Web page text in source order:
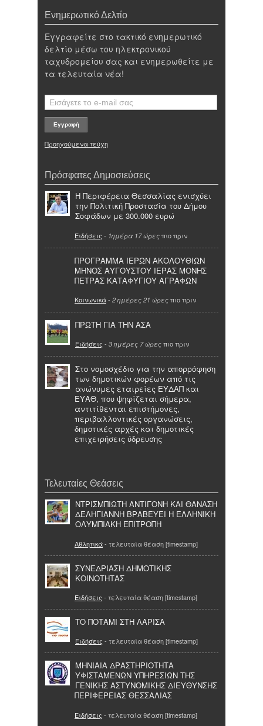
Ενημερωτικό Δελτίο
Εγγραφείτε στο τακτικό ενημερωτικό
δελτίο μέσω του ηλεκτρονικού
ταχυδρομείου σας και ενημερωθείτε με
τα τελευταία νέα!
Προηγούμενα τεύχη
Πρόσφατες Δημοσιεύσεις
Η Περιφέρεια Θεσσαλίας ενισχύει
την Πολιτική Προστασία του Δήμου
Σοφάδων με 300.000 ευρώ
Ειδήσεις - 1ημέρα 17 ώρες πιο πριν
ΠΡΟΓΡΑΜΜΑ ΙΕΡΩΝ ΑΚΟΛΟΥΘΙΩΝ
ΜΗΝΟΣ ΑΥΓΟΥΣΤΟΥ ΙΕΡΑΣ ΜΟΝΗΣ
ΠΕΤΡΑΣ ΚΑΤΑΦΥΓΙΟΥ ΑΓΡΑΦΩΝ
Κοινωνικά- 2 ημέρες 21 ώρες πιο πριν
ΠΡΩΤΗ ΓΙΑ ΤΗΝ ΑΣΑ
Ειδήσεις - 3 ημέρες 7 ώρες πιο πριν
Στο νομοσχέδιο για την απορρόφηση
των δημοτικών φορέων από τις
ανώνυμες εταιρείες ΕΥΔΑΠ και
ΕΥΑΘ, που ψηφίζεται σήμερα,
αντιτίθενται επιστήμονες,
περιβαλλοντικές οργανώσεις,
δημοτικές αρχές και δημοτικές
επιχειρήσεις ύδρευσης
Τελευταίες Θεάσεις
ΝΤΡΙΣΜΠΙΩΤΗ ΑΝΤΙΓΟΝΗ ΚΑΙ ΘΑΝΑΣΗ
ΔΕΛΗΓΙΑΝΝΗ ΒΡΑΒΕΥΕΙ Η ΕΛΛΗΝΙΚΗ
ΟΛΥΜΠΙΑΚΗ ΕΠΙΤΡΟΠΗ
Αθλητικά- τελευταία θέαση [timestamp]
ΣΥΝΕΔΡΙΑΣΗ ΔΗΜΟΤΙΚΗΣ
ΚΟΙΝΟΤΗΤΑΣ
Ειδήσεις - τελευταία θέαση [timestamp]
ΤΟ ΠΟΤΑΜΙ ΣΤΗ ΛΑΡΙΣΑ
Ειδήσεις - τελευταία θέαση [timestamp]
ΜΗΝΙΑΙΑ ΔΡΑΣΤΗΡΙΟΤΗΤΑ
ΥΦΙΣΤΑΜΕΝΩΝ ΥΠΗΡΕΣΙΩΝ ΤΗΣ
ΓΕΝΙΚΗΣ ΑΣΤΥΝΟΜΙΚΗΣ ΔΙΕΥΘΥΝΣΗΣ
ΠΕΡΙΦΕΡΕΙΑΣ ΘΕΣΣΑΛΙΑΣ
Ειδήσεις - τελευταία θέαση [timestamp]